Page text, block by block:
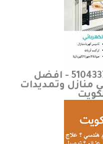
رقم فني كهرباء سلوى 51043373 - افضل
منازل وتمديدات